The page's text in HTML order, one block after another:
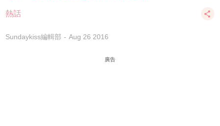
熱話
Sundaykiss編輯部 Aug 26 2016
廣告